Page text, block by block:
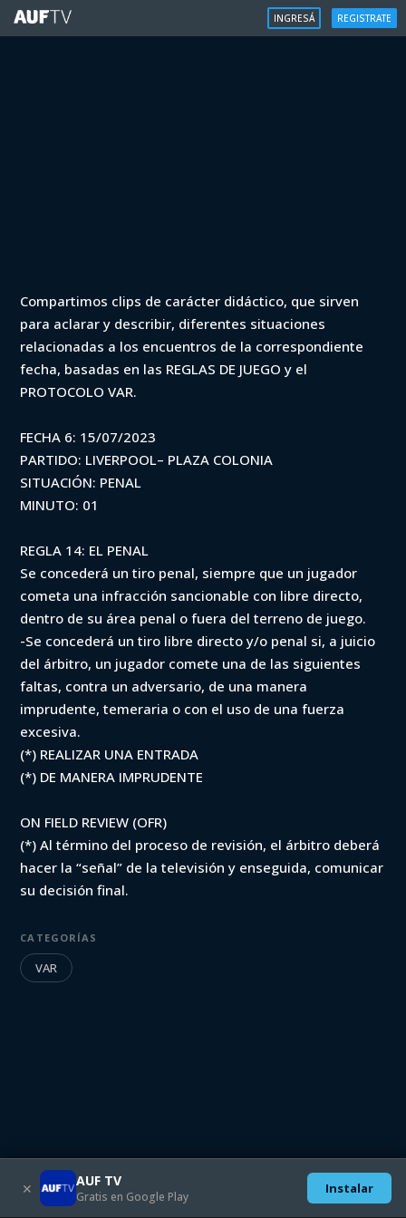
INGRESÁ REGISTRATE
VAR - Intermedio 2023 - Liverpool vs
PLaza Colonia (min. 1)
Iniciá sesión para ver
Compartimos clips de carácter didáctico, que sirven
para aclarar y describir, diferentes situaciones
relacionadas a los encuentros de la correspondiente
fecha, basadas en las REGLAS DE JUEGO y el
PROTOCOLO VAR.
FECHA 6: 15/07/2023
PARTIDO: LIVERPOOL– PLAZA COLONIA
SITUACIÓN: PENAL
MINUTO: 01
REGLA 14: EL PENAL
Se concederá un tiro penal, siempre que un jugador
cometa una infracción sancionable con libre directo,
dentro de su área penal o fuera del terreno de juego.
-Se concederá un tiro libre directo y/o penal si, a juicio
del árbitro, un jugador comete una de las siguientes
faltas, contra un adversario, de una manera
imprudente, temeraria o con el uso de una fuerza
excesiva.
(*) REALIZAR UNA ENTRADA
(*) DE MANERA IMPRUDENTE
ON FIELD REVIEW (OFR)
(*) Al término del proceso de revisión, el árbitro deberá
hacer la “señal” de la televisión y enseguida, comunicar
su decisión final.
CATEGORÍAS
VAR
Descargate las aplicaciones móviles: SEGUINOS EN:
✕ AUF TV
Gratis en Google Play
Instalar